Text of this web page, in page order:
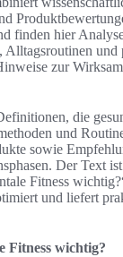
finden hier
Alltagsroutinen und
zur
die
und
sowie
Der Text
Fitness
und liefert
Fitness wichtig?